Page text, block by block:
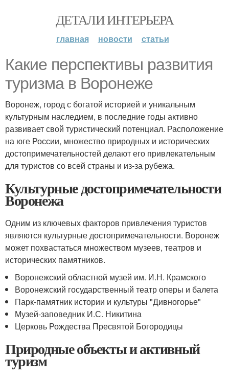
ДЕТАЛИ ИНТЕРЬЕРА
главная новости статьи
Какие перспективы развития
туризма в Воронеже
Воронеж, город с богатой историей и уникальным
культурным наследием, в последние годы активно
развивает свой туристический потенциал. Расположение
на юге России, множество природных и исторических
достопримечательностей делают его привлекательным
для туристов со всей страны и из-за рубежа.
Культурные достопримечательности
Воронежа
Одним из ключевых факторов привлечения туристов
являются культурные достопримечательности. Воронеж
может похвастаться множеством музеев, театров и
исторических памятников.
Воронежский областной музей им. И.Н. Крамского
Воронежский государственный театр оперы и балета
Парк-памятник истории и культуры "Дивногорье"
Музей-заповедник И.С. Никитина
Церковь Рождества Пресвятой Богородицы
Природные объекты и активный
туризм